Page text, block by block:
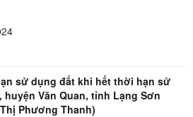
sử dụng đất khi hết thời hạn sử
Văn Quan, tỉnh Lạng Sơn
Phương Thanh)